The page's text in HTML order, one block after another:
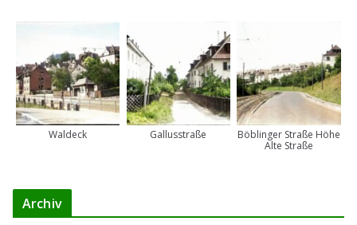
Waldeck Gallusstraße
Böblinger Straße Höhe
Alte Straße
Archiv